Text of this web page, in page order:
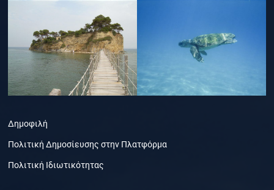
Δημοφιλή
Πολιτική Δημοσίευσης στην Πλατφόρμα
Πολιτική Ιδιωτικότητας